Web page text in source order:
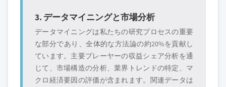
3. データマイニングと市場分析
データマイニングは私たちの研究プロセスの重要
な部分であり、全体的な方法論の約20%を貢献し
ています。主要プレーヤーの収益シェア分析を通
じて、市場構造の分析、業界トレンドの特定、マ
クロ経済要因の評価が含まれます。関連データは